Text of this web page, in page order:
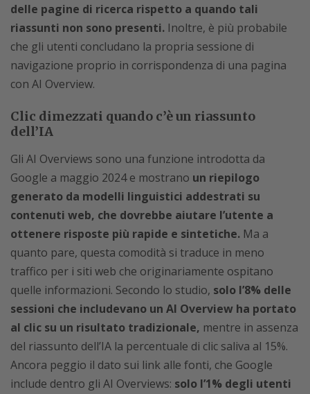
delle pagine di ricerca rispetto a quando tali
riassunti non sono presenti. Inoltre, è più probabile
che gli utenti concludano la propria sessione di
navigazione proprio in corrispondenza di una pagina
con AI Overview.
Clic dimezzati quando c’è un riassunto
dell’IA
Gli AI Overviews sono una funzione introdotta da
Google a maggio 2024 e mostrano un riepilogo
generato da modelli linguistici addestrati su
contenuti web, che dovrebbe aiutare l’utente a
ottenere risposte più rapide e sintetiche. Ma a
quanto pare, questa comodità si traduce in meno
traffico per i siti web che originariamente ospitano
quelle informazioni. Secondo lo studio, solo l’8% delle
sessioni che includevano un AI Overview ha portato
al clic su un risultato tradizionale, mentre in assenza
del riassunto dell’IA la percentuale di clic saliva al 15%.
Ancora peggio il dato sui link alle fonti, che Google
include dentro gli AI Overviews: solo l’1% degli utenti